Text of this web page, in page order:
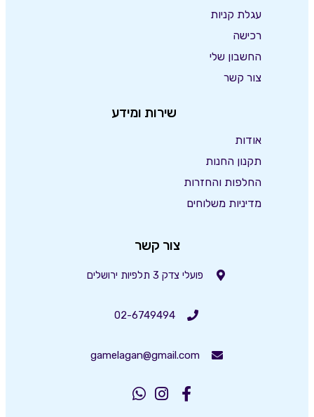
עגלת קניות
רכישה
החשבון שלי
צור קשר
שירות ומידע
אודות
תקנון החנות
החלפות והחזרות
מדיניות משלוחים
צור קשר
פועלי צדק 3 תלפיות ירושלים
02-6749494
gamelagan@gmail.com